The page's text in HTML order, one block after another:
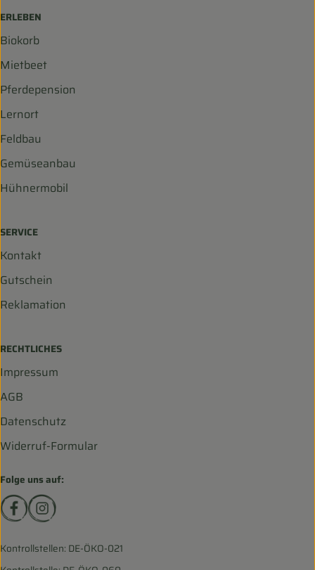
ERLEBEN
Biokorb
Mietbeet
Pferdepension
Lernort
Feldbau
Gemüseanbau
Hühnermobil
SERVICE
Kontakt
Gutschein
Reklamation
RECHTLICHES
Impressum
AGB
Datenschutz
Widerruf-Formular
Folge uns auf:
Externer Link zu https://www.facebook.com/
Externer Link zu https://www.instagram.com/
Kontrollstellen: DE-ÖKO-021